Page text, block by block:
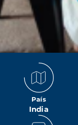
País
India